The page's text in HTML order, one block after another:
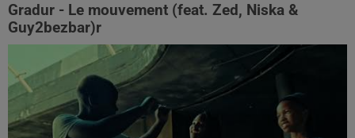
Gradur - Le mouvement (feat. Zed, Niska &
Guy2bezbar)r